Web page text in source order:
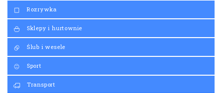
Rozrywka
Sklepy i hurtownie
Ślub i wesele
Sport
Transport